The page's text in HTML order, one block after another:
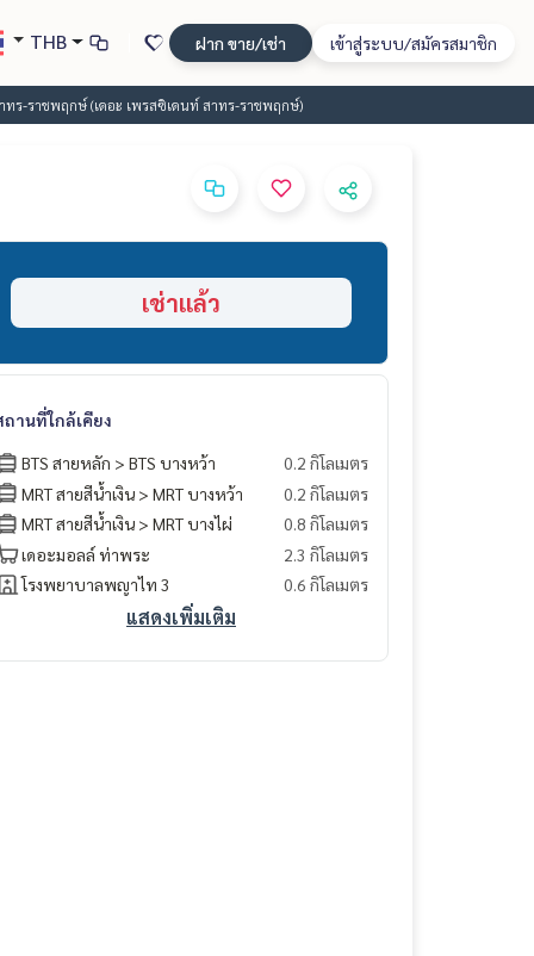
THB ฝาก ขาย/เช่า เข้าสู่ระบบ/สมัครสมาชิก
าทร-ราชพฤกษ์ (เดอะ เพรสซิเดนท์ สาทร-ราชพฤกษ์)
เช่าแล้ว
ถานที่ใกล้เคียง
BTS สายหลัก > BTS บางหว้า
0.2 กิโลเมตร
MRT สายสีน้ำเงิน > MRT บางหว้า
0.2 กิโลเมตร
MRT สายสีน้ำเงิน > MRT บางไผ่
0.8 กิโลเมตร
เดอะมอลล์ ท่าพระ
2.3 กิโลเมตร
โรงพยาบาลพญาไท 3
0.6 กิโลเมตร
แสดงเพิ่มเติม